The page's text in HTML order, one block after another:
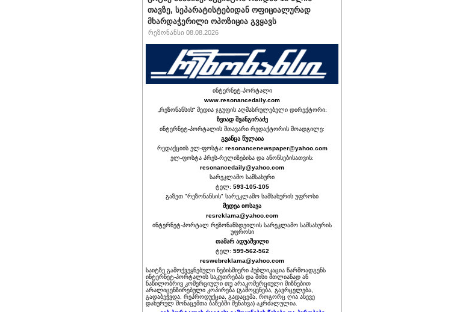
თავზე, სეპარატისტებიდან ოფიციალურად
მხარდაჭერილი ოპოზიცია გვყავს
რეზონანსი 08.08.2026
ინტერნეტ-პორტალი
www.resonancedaily.com
„რეზონანსის“ მედია ჯგუფის აღმასრულებელი დირექტორი:
ზვიად შვანგირაძე
ინტერნეტ-პორტალის მთავარი რედაქტორის მოადგილე:
გვანცა წულაია
რედაქციის ელ-ფოსტა: resonancenewspaper@yahoo.com
ელ-ფოსტა პრეს-რელიზებისა და ანონსებისათვის:
resonancedaily@yahoo.com
სარეკლამო სამსახური
ტელ: 593-105-105
გაზეთ "რეზონანსის" სარეკლამო სამსახურის უფროსი
მედეა იოსავა
resreklama@yahoo.com
ინტერნეტ-პორტალ რეზონანსდეილის სარეკლამო სამსახურის
უფროსი
თამარ ადუაშვილი
ტელ: 599-562-562
reswebreklama@yahoo.com
საიტზე გამოქვეყნებული ნებისმიერი პუბლიკაცია წარმოადგენს
ინტერნეტ-პორტალის საკუთრებას და მისი მთლიანად ან
ნაწილობრივ კომერციული თუ არაკომერციული მიზნებით
არალიცენზირებული კოპირება (გამოყენება, გავრცელება,
გადაბეჭვდა, რეპროდუქცია, გადაცემა, როგორც ღია ასევე
დახურულ მონაცემთა ბაზებში შენახვა) აკრძალულია.